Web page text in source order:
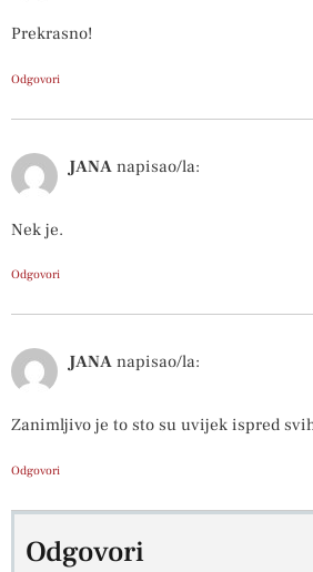
Prekrasno!
Odgovori
JANA napisao/la:
Nek je.
Odgovori
JANA napisao/la:
Zanimljivo je to sto su uvijek ispred
Odgovori
Odgovori